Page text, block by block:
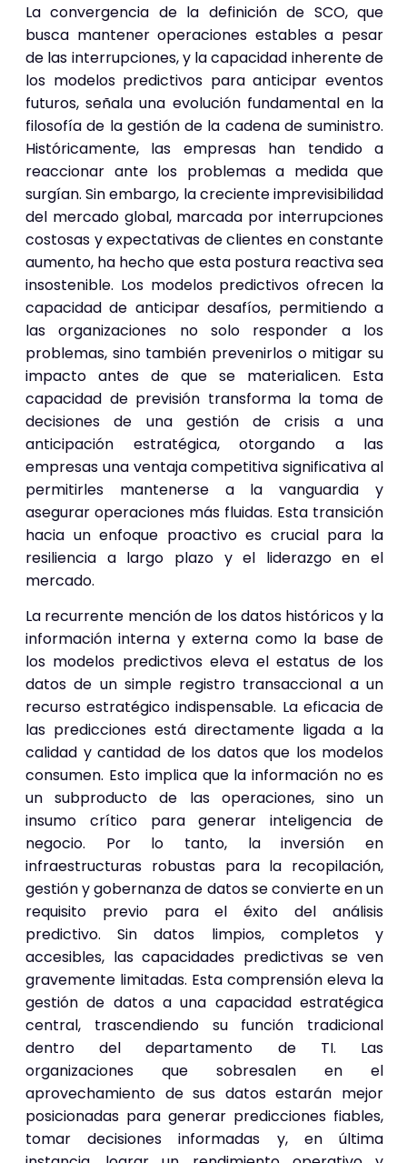
La convergencia de la definición de SCO, que
busca mantener operaciones estables a pesar
de las interrupciones, y la capacidad inherente de
los modelos predictivos para anticipar eventos
futuros, señala una evolución fundamental en la
filosofía de la gestión de la cadena de suministro.
Históricamente, las empresas han tendido a
reaccionar ante los problemas a medida que
surgían. Sin embargo, la creciente imprevisibilidad
del mercado global, marcada por interrupciones
costosas y expectativas de clientes en constante
aumento, ha hecho que esta postura reactiva sea
insostenible. Los modelos predictivos ofrecen la
capacidad de anticipar desafíos, permitiendo a
las organizaciones no solo responder a los
problemas, sino también prevenirlos o mitigar su
impacto antes de que se materialicen. Esta
capacidad de previsión transforma la toma de
decisiones de una gestión de crisis a una
anticipación estratégica, otorgando a las
empresas una ventaja competitiva significativa al
permitirles mantenerse a la vanguardia y
asegurar operaciones más fluidas. Esta transición
hacia un enfoque proactivo es crucial para la
resiliencia a largo plazo y el liderazgo en el
mercado.
La recurrente mención de los datos históricos y la
información interna y externa como la base de
los modelos predictivos eleva el estatus de los
datos de un simple registro transaccional a un
recurso estratégico indispensable. La eficacia de
las predicciones está directamente ligada a la
calidad y cantidad de los datos que los modelos
consumen. Esto implica que la información no es
un subproducto de las operaciones, sino un
insumo crítico para generar inteligencia de
negocio. Por lo tanto, la inversión en
infraestructuras robustas para la recopilación,
gestión y gobernanza de datos se convierte en un
requisito previo para el éxito del análisis
predictivo. Sin datos limpios, completos y
accesibles, las capacidades predictivas se ven
gravemente limitadas. Esta comprensión eleva la
gestión de datos a una capacidad estratégica
central, trascendiendo su función tradicional
dentro del departamento de TI. Las
organizaciones que sobresalen en el
aprovechamiento de sus datos estarán mejor
posicionadas para generar predicciones fiables,
tomar decisiones informadas y, en última